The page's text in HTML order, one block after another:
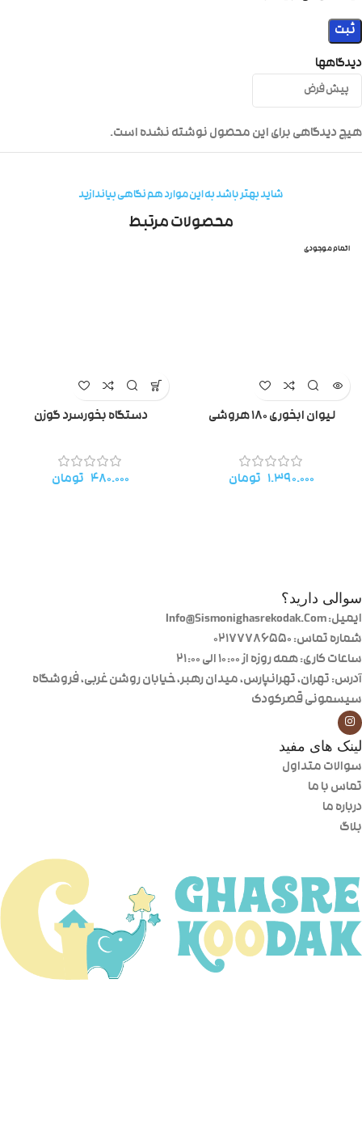
دیدگاهها
هیچ دیدگاهی برای این محصول نوشته نشده است.
شاید بهتر باشد به این موارد هم نگاهی بیاندازید
محصولات مرتبط
اتمام موجودی
لیوان ابخوری ۱۸۰ هروشی
۱.۳۹۰.۰۰۰ تومان
دستگاه بخورسرد گوزن
۴۸۰.۰۰۰ تومان
سوالی دارید؟
ایمیل: Info@Sismonighasrekodak.Com
شماره تماس: 02177786550
ساعات کاری: همه روزه از ۱۰:۰۰ الی ۲۱:۰۰
آدرس: تهران، تهرانپارس، میدان رهبر، خیابان روشن غربی، فروشگاه
سیسمونی قصرکودک
لینک های مفید
سوالات متداول
تماس با ما
درباره ما
بلاگ